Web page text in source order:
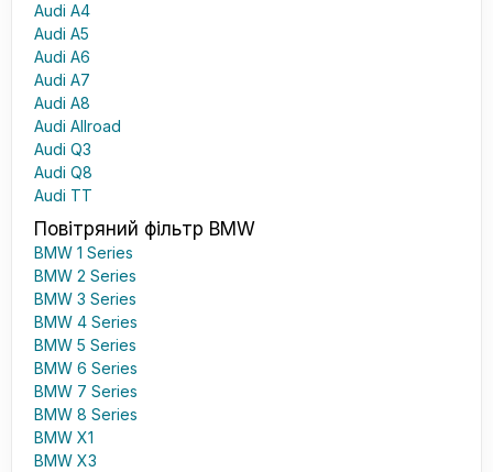
Audi A4
Audi A5
Audi A6
Audi A7
Audi A8
Audi Allroad
Audi Q3
Audi Q8
Audi TT
Повітряний фільтр BMW
BMW 1 Series
BMW 2 Series
BMW 3 Series
BMW 4 Series
BMW 5 Series
BMW 6 Series
BMW 7 Series
BMW 8 Series
BMW X1
BMW X3